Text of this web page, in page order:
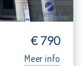
€ 790
Meer info